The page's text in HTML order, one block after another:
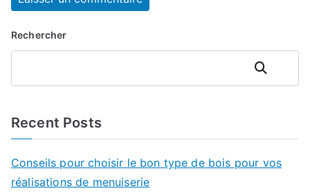
Rechercher
Rechercher
Recent Posts
Conseils pour choisir le bon type de bois pour vos
réalisations de menuiserie